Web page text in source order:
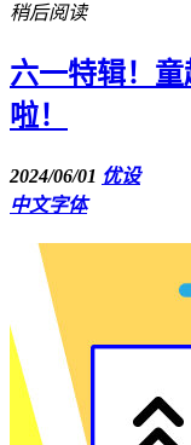
稍后阅读
六一特辑！
啦！
2024/06/01 优设
中文字体